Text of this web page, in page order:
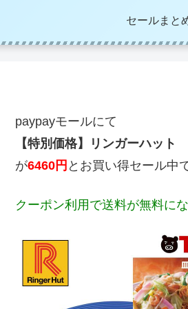
セールまと
paypayモールにて
【特別価格】リンガーハッ
が6460円 とお買い得セール中
クーポン利用で送料が無料にな